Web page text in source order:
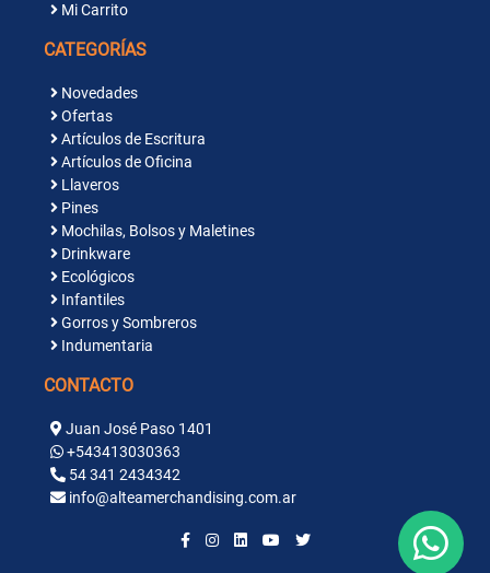
Mi Carrito
CATEGORÍAS
Novedades
Ofertas
Artículos de Escritura
Artículos de Oficina
Llaveros
Pines
Mochilas, Bolsos y Maletines
Drinkware
Ecológicos
Infantiles
Gorros y Sombreros
Indumentaria
CONTACTO
Juan José Paso 1401
+543413030363
54 341 2434342
info@alteamerchandising.com.ar